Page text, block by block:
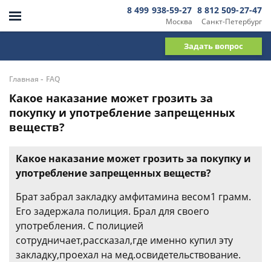
Москва
8 499 938-59-27
Санкт-Петербург
8 812 509-27-47
Задать вопрос
Главная - FAQ
Какое наказание может грозить за
покупку и употребление запрещенных
веществ?
Какое наказание может грозить за покупку и
употребление запрещенных веществ?
Брат забрал закладку амфитамина весом1 грамм.
Его задержала полиция. Брал для своего
употребления. С полицией
сотрудничает,рассказал,где именно купил эту
закладку,проехал на мед.освидетельствование.